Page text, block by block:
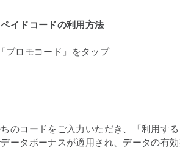
イドコードの利用方法
プロモコード」をタップ
のコードをご入力いただき、「利用す
ータボーナスが適用され、データの有効